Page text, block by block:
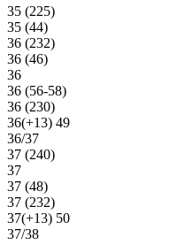
35 (225)
35 (44)
36 (232)
36 (46)
36
36 (56-58)
36 (230)
36(+13) 49
36/37
37 (240)
37
37 (48)
37 (232)
37(+13) 50
37/38